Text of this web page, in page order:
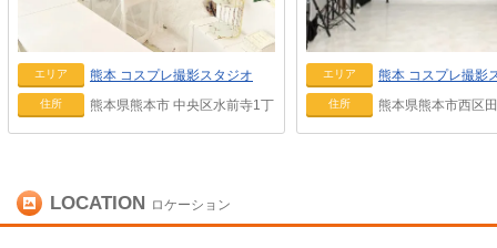
エリア 熊本 コスプレ撮影スタジオ
住所 熊本県熊本市 中央区水前寺1丁目11−37
エリア 熊本 コスプレ撮影
住所 熊本県熊本市西区
LOCATION ロケーション